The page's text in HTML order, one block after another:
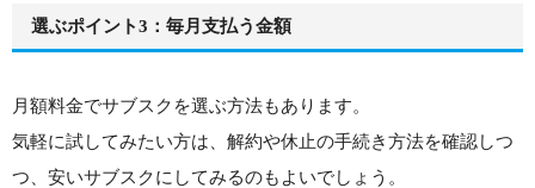
選ぶポイント3：毎月支払う金額
月額料金でサブスクを選ぶ方法もあります。
気軽に試してみたい方は、解約や休止の手続き方法を確認しつ
つ、安いサブスクにしてみるのもよいでしょう。